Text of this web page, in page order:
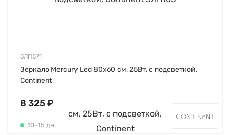
ЗЛП571
Зеркало Mercury Led 80х60 см, 25Вт, с подсветкой,
Continent
8 325 ₽
10-15 дн.